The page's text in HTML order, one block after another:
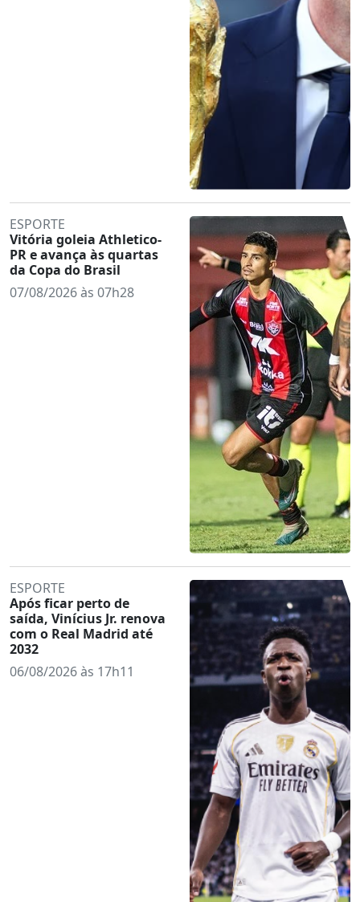
ESPORTE
Vitória goleia Athletico-
PR e avança às quartas
da Copa do Brasil
07/08/2026 às 07h28
ESPORTE
Após ficar perto de
saída, Vinícius Jr. renova
com o Real Madrid até
2032
06/08/2026 às 17h11